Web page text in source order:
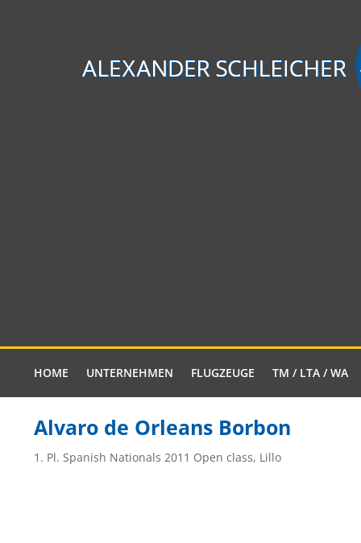
HOME UNTERNEHMEN FLUGZEUGE TM / LTA / WA
Alvaro de Orleans Borbon
1. Pl. Spanish Nationals 2011 Open class, Lillo